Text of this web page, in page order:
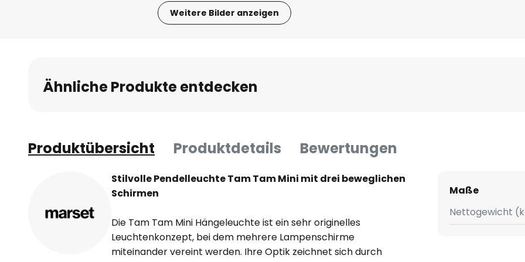
Weitere Bilder anzeigen
Bildgalerie
springen
Ähnliche Produkte entdecken
Produktübersicht Produktdetails Bewertungen
Stilvolle Pendelleuchte Tam Tam Mini mit drei beweglichen
Schirmen
Die Tam Tam Mini Hängeleuchte ist ein sehr originelles
Leuchtenkonzept, bei dem mehrere Lampenschirme
miteinander vereint werden. Ihre Optik zeichnet sich durch
Maße
Nettogewicht